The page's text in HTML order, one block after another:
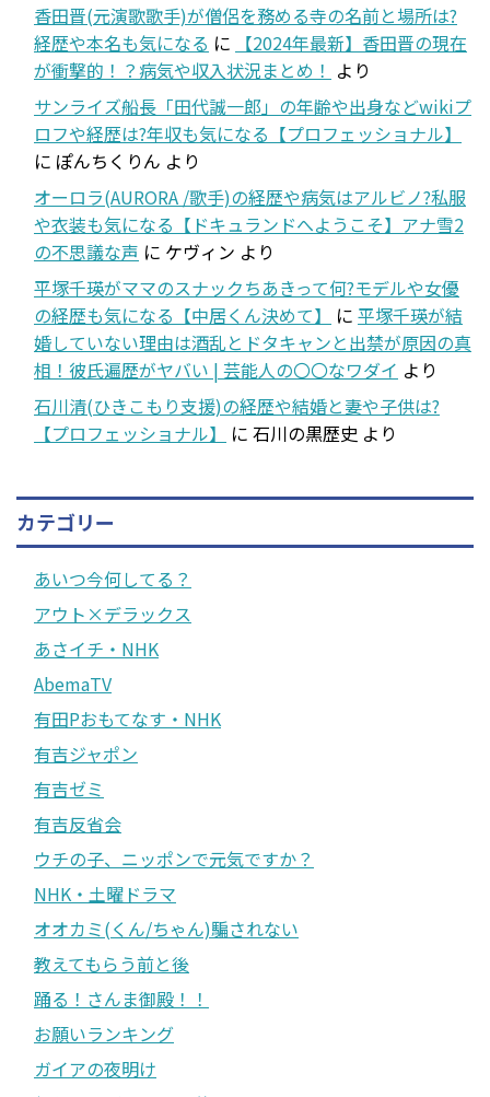
香田晋(元演歌歌手)が僧侶を務める寺の名前と場所は?
経歴や本名も気になる に
【2024年最新】香田晋の現在
が衝撃的！？病気や収入状況まとめ！ より
サンライズ船長「田代誠一郎」の年齢や出身などwikiプ
ロフや経歴は?年収も気になる【プロフェッショナル】
に ぽんちくりん より
オーロラ(AURORA /歌手)の経歴や病気はアルビノ?私服
や衣装も気になる【ドキュランドへようこそ】アナ雪2
の不思議な声 に ケヴィン より
平塚千瑛がママのスナックちあきって何?モデルや女優
の経歴も気になる【中居くん決めて】
に 平塚千瑛が結
婚していない理由は酒乱とドタキャンと出禁が原因の真
相！彼氏遍歴がヤバい | 芸能人の〇〇なワダイ より
石川清(ひきこもり支援)の経歴や結婚と妻や子供は?
【プロフェッショナル】
に 石川の黒歴史 より
カテゴリー
あいつ今何してる？
アウト×デラックス
あさイチ・NHK
AbemaTV
有田Pおもてなす・NHK
有吉ジャポン
有吉ゼミ
有吉反省会
ウチの子、ニッポンで元気ですか？
NHK・土曜ドラマ
オオカミ(くん/ちゃん)騙されない
教えてもらう前と後
踊る！さんま御殿！！
お願いランキング
ガイアの夜明け